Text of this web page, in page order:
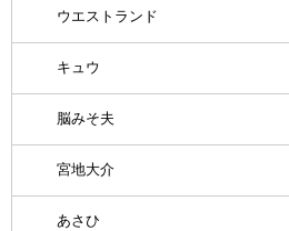
ウエストランド
キュウ
脳みそ夫
宮地大介
あさひ